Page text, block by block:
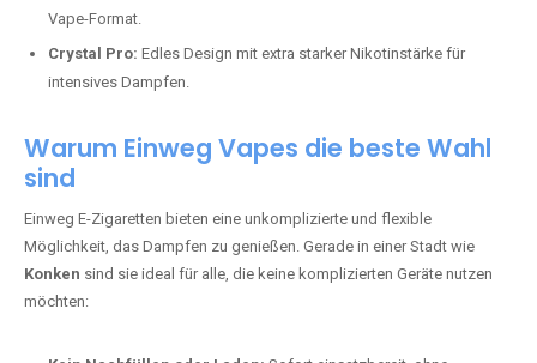
Vape-Format.
Crystal Pro: Edles Design mit extra starker Nikotinstärke für
intensives Dampfen.
Warum Einweg Vapes die beste Wahl
sind
Einweg E-Zigaretten bieten eine unkomplizierte und flexible
Möglichkeit, das Dampfen zu genießen. Gerade in einer Stadt wie
Konken sind sie ideal für alle, die keine komplizierten Geräte nutzen
möchten: